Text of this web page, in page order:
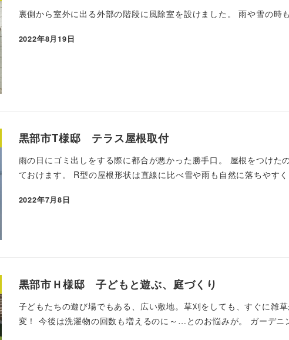
裏側から室外に出る外部の階段に風除室を設けました。 雨や雪の時
2022年8月19日
黒部市T様邸 テラス屋根取付
雨の日にゴミ出しをする際に都合が悪かった勝手口。 屋根をつけ
ておけます。 R型の屋根形状は直線に比べ雪や雨も自然に落ちやす
2022年7月8日
黒部市Ｈ様邸 子どもと遊ぶ、庭づくり
子どもたちの遊び場でもある、広い敷地。草刈をしても、すぐに
変！ 今後は洗濯物の回数も増えるのに～…とのお悩みが。 ガーデ